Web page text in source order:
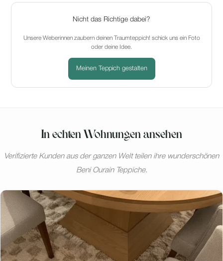
Nicht das Richtige dabei?
Unsere Weberinnen zaubern deinen Traumteppich! schick uns ein Foto
oder deine Idee.
Meinen Teppich gestalten
In echten Wohnungen ansehen
Verifizierte Kunden aus der ganzen Welt teilen ihre wunderschönen
Beni Ourain Teppiche.